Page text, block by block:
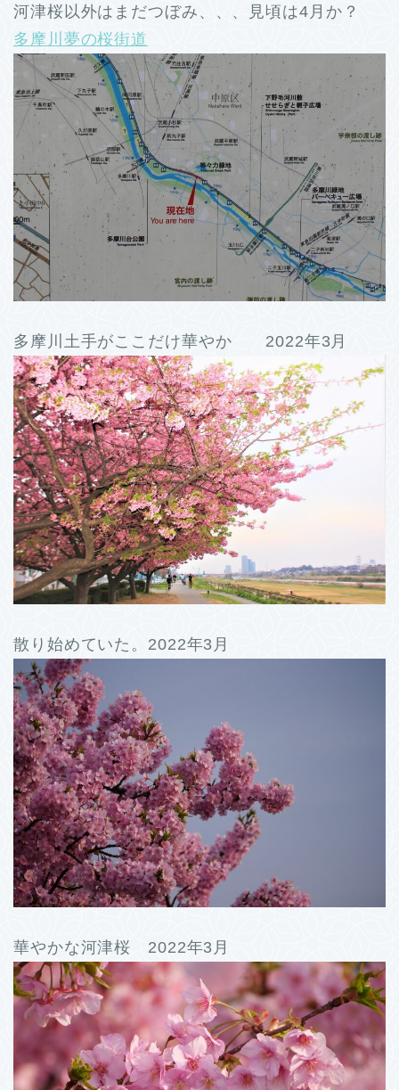
河津桜以外はまだつぼみ、、、見頃は4月か？
多摩川夢の桜街道
多摩川土手がここだけ華やか 2022年3月
散り始めていた。2022年3月
華やかな河津桜 2022年3月